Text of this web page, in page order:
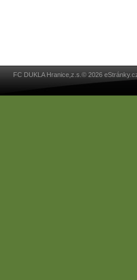
FC DUKLA Hranice,z.s.© 2026